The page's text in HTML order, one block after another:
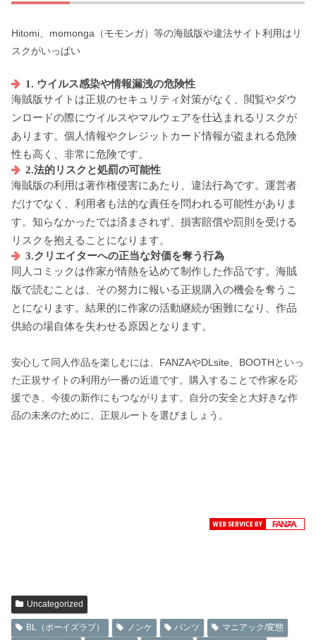
Hitomi、momonga（モモンガ）等の海賊版や違法サイト利用はリ
スクがいっぱい
1. ウイルス感染や情報漏洩の危険性
海賊版サイトは正規のセキュリティ対策がなく、閲覧やダウ
ンロードの際にウイルスやマルウェアを仕込まれるリスクが
あります。個人情報やクレジットカード情報が盗まれる危険
性も高く、非常に危険です。
2.法的リスクと処罰の可能性
海賊版の利用は著作権侵害にあたり、違法行為です。運営者
だけでなく、利用者も法的な責任を問われる可能性がありま
す。知らなかったでは済まされず、損害賠償や罰則を受ける
リスクを抱えることになります。
3.クリエイターへの正当な対価を奪う行為
同人コミックは作家が情熱を込めて制作した作品です。海賊
版で読むことは、その努力に報いる正規購入の機会を奪うこ
とになります。結果的に作家の活動継続が困難になり、作品
供給の場自体を失わせる原因となります。
安心して同人作品を楽しむには、FANZAやDLsite、BOOTHといっ
た正規サイトの利用が一番の近道です。購入することで作家を応
援でき、今後の新作にもつながります。自分の安全と大好きな作
品の未来のために、正規ルートを選びましょう。
Uncategorized
BL（ボーイズラブ） ノンケ パンツ
マニアック/変態